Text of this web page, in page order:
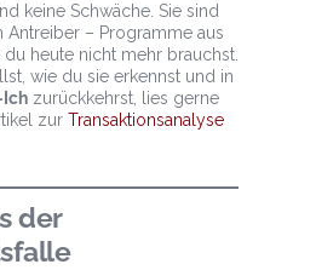
keine Schwäche. Sie sind
Antreiber – Programme aus
heute nicht mehr brauchst.
wie du sie erkennst und in
Ich zurückkehrst, lies gerne
zur Transaktionsanalyse
der